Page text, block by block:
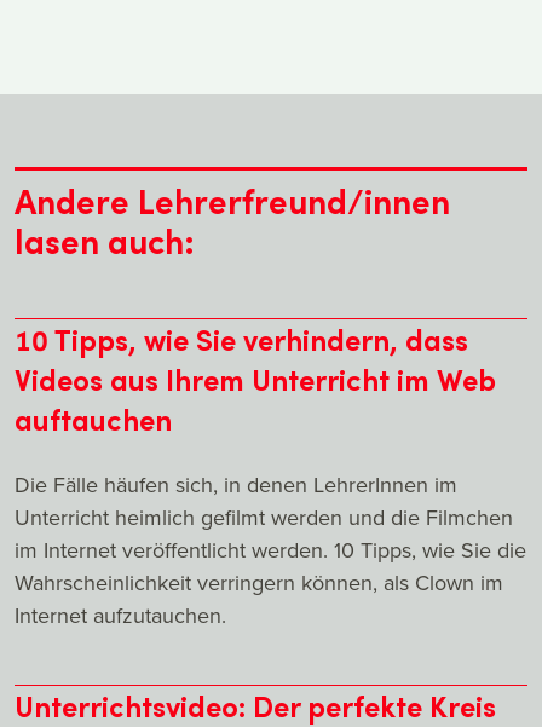
Andere Lehrerfreund/innen
lasen auch:
10 Tipps, wie Sie verhindern, dass
Videos aus Ihrem Unterricht im Web
auftauchen
Die Fälle häufen sich, in denen LehrerInnen im
Unterricht heimlich gefilmt werden und die Filmchen
im Internet veröffentlicht werden. 10 Tipps, wie Sie die
Wahrscheinlichkeit verringern können, als Clown im
Internet aufzutauchen.
Unterrichtsvideo: Der perfekte Kreis